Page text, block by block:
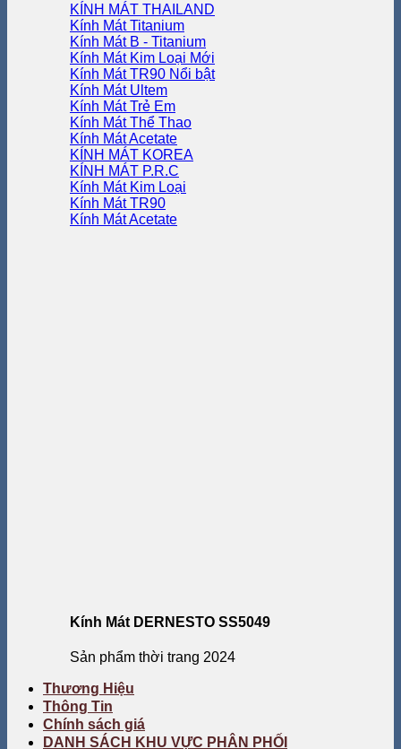
KÍNH MÁT THAILAND
Kính Mát Titanium
Kính Mát B - Titanium
Kính Mát Kim Loại
Kính Mát TR90
Kính Mát Ultem
Kính Mát Trẻ Em
Kính Mát Thể Thao
Kính Mát Acetate
KÍNH MÁT KOREA
KÍNH MÁT P.R.C
Kính Mát Kim Loại
Kính Mát TR90
Kính Mát Acetate
Kính Mát DERNESTO SS5049
Sản phẩm thời trang 2024
Thương Hiệu
Thông Tin
Chính sách giá
DANH SÁCH KHU VỰC PHÂN PHỐI